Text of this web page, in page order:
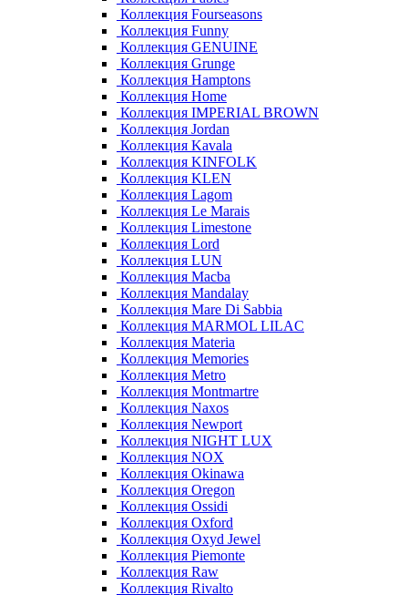
Коллекция Fourseasons
Коллекция Funny
Коллекция GENUINE
Коллекция Grunge
Коллекция Hamptons
Коллекция Home
Коллекция IMPERIAL BROWN
Коллекция Jordan
Коллекция Kavala
Коллекция KINFOLK
Коллекция KLEN
Коллекция Lagom
Коллекция Le Marais
Коллекция Limestone
Коллекция Lord
Коллекция LUN
Коллекция Macba
Коллекция Mandalay
Коллекция Mare Di Sabbia
Коллекция MARMOL LILAC
Коллекция Materia
Коллекция Memories
Коллекция Metro
Коллекция Montmartre
Коллекция Naxos
Коллекция Newport
Коллекция NIGHT LUX
Коллекция NOX
Коллекция Okinawa
Коллекция Oregon
Коллекция Ossidi
Коллекция Oxford
Коллекция Oxyd Jewel
Коллекция Piemonte
Коллекция Raw
Коллекция Rivalto